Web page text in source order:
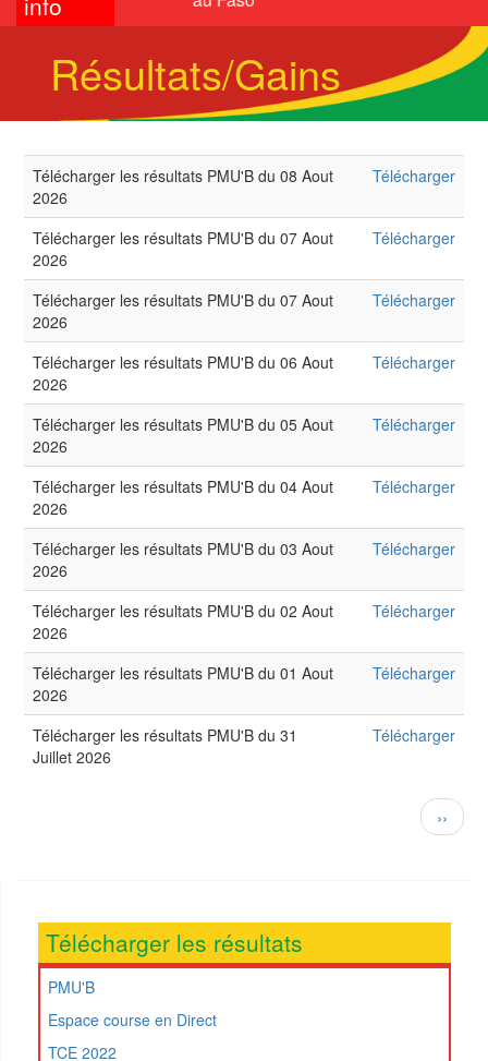
Résultats/Gains
Télécharger les résultats PMU'B du 08 Aout
2026
Télécharger
Télécharger les résultats PMU'B du 07 Aout
2026
Télécharger
Télécharger les résultats PMU'B du 07 Aout
2026
Télécharger
Télécharger les résultats PMU'B du 06 Aout
2026
Télécharger
Télécharger les résultats PMU'B du 05 Aout
2026
Télécharger
Télécharger les résultats PMU'B du 04 Aout
2026
Télécharger
Télécharger les résultats PMU'B du 03 Aout
2026
Télécharger
Télécharger les résultats PMU'B du 02 Aout
2026
Télécharger
Télécharger les résultats PMU'B du 01 Aout
2026
Télécharger
Télécharger les résultats PMU'B du 31
Juillet 2026
Télécharger
Page
››
Télécharger les résultats
PMU'B
Espace course en Direct
TCE 2022